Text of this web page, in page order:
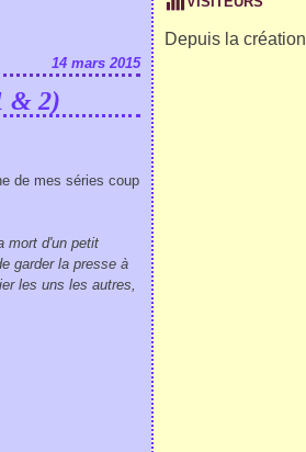
14 mars 2015
& 2)
de mes séries coup
mort d'un petit
garder la presse à
les uns les autres,
Depuis la création